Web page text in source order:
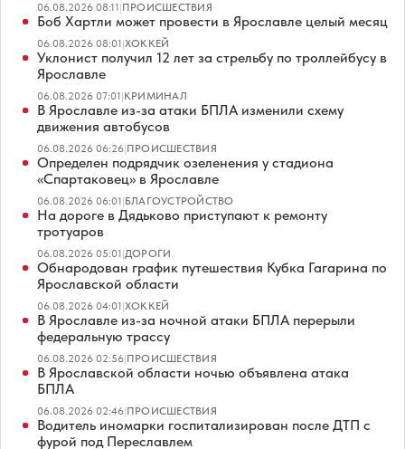
06.08.2026 08:11|ПРОИСШЕСТВИЯ
Боб Хартли может провести в Ярославле целый месяц
06.08.2026 08:01|ХОККЕЙ
Уклонист получил 12 лет за стрельбу по троллейбусу в
Ярославле
06.08.2026 07:01|КРИМИНАЛ
В Ярославле из-за атаки БПЛА изменили схему
движения автобусов
06.08.2026 06:26|ПРОИСШЕСТВИЯ
Определен подрядчик озеленения у стадиона
«Спартаковец» в Ярославле
06.08.2026 06:01|БЛАГОУСТРОЙСТВО
На дороге в Дядьково приступают к ремонту
тротуаров
06.08.2026 05:01|ДОРОГИ
Обнародован график путешествия Кубка Гагарина по
Ярославской области
06.08.2026 04:01|ХОККЕЙ
В Ярославле из-за ночной атаки БПЛА перерыли
федеральную трассу
06.08.2026 02:56|ПРОИСШЕСТВИЯ
В Ярославской области ночью объявлена атака
БПЛА
06.08.2026 02:46|ПРОИСШЕСТВИЯ
Водитель иномарки госпитализирован после ДТП с
фурой под Переславлем